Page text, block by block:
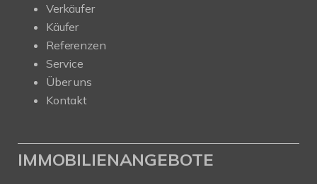
Verkäufer
Käufer
Referenzen
Service
Über uns
Kontakt
IMMOBILIENANGEBOTE